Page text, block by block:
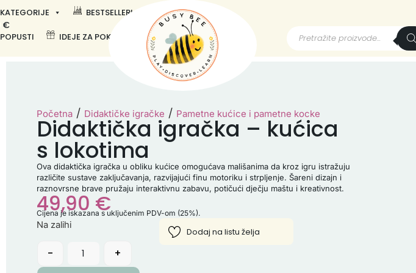
€
KATEGORIJE BESTSELLERI
POPUSTI IDEJE ZA POKLONE
Početna / Didaktičke igračke / Pametne kućice i pametne kocke
Didaktička igračka – kućica
s lokotima
Ova didaktička igračka u obliku kućice omogućava mališanima da kroz igru istražuju
različite sustave zaključavanja, razvijajući finu motoriku i strpljenje. Šareni dizajn i
raznovrsne brave pružaju interaktivnu zabavu, potičući dječju maštu i kreativnost.
49,90 €
Cijena je iskazana s uključenim PDV-om (25%).
Na zalihi
-
+